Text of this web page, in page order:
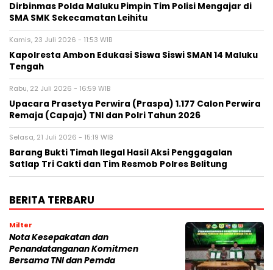
Dirbinmas Polda Maluku Pimpin Tim Polisi Mengajar di
SMA SMK Sekecamatan Leihitu
Kamis, 23 Juli 2026 - 11:53 WIB
Kapolresta Ambon Edukasi Siswa Siswi SMAN 14 Maluku
Tengah
Rabu, 22 Juli 2026 - 16:59 WIB
Upacara Prasetya Perwira (Praspa) 1.177 Calon Perwira
Remaja (Capaja) TNI dan Polri Tahun 2026
Selasa, 21 Juli 2026 - 15:19 WIB
Barang Bukti Timah Ilegal Hasil Aksi Penggagalan
Satlap Tri Cakti dan Tim Resmob Polres Belitung
BERITA TERBARU
Milter
Nota Kesepakatan dan
Penandatanganan Komitmen
Bersama TNI dan Pemda